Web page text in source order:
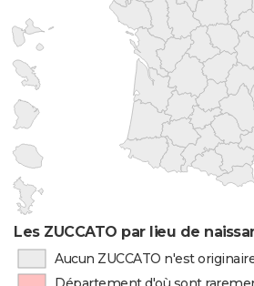
Les ZUCCATO par lieu de
Aucun ZUCCATO n'est